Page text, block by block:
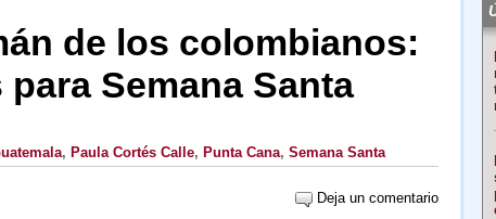
de los colombianos:
Semana Santa
, Paula Cortés Calle, Punta Cana, Semana Santa
Deja un comentario